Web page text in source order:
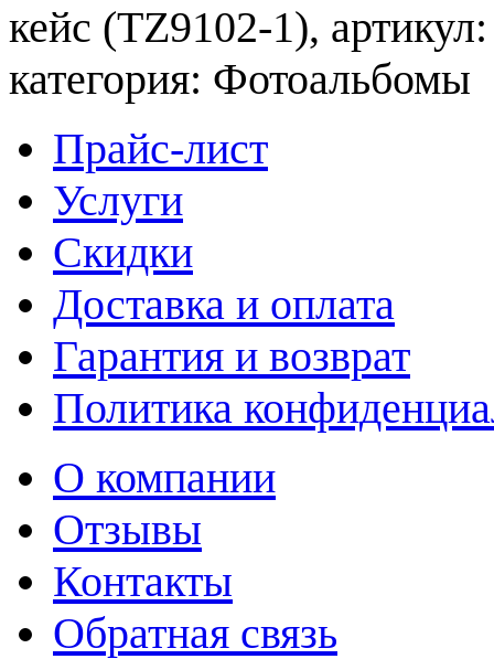
кейс (TZ9102-1),
категория: Фотоальбомы
Прайс-лист
Услуги
Скидки
Доставка и оплата
Гарантия и возврат
Политика
О компании
Отзывы
Контакты
Обратная связь